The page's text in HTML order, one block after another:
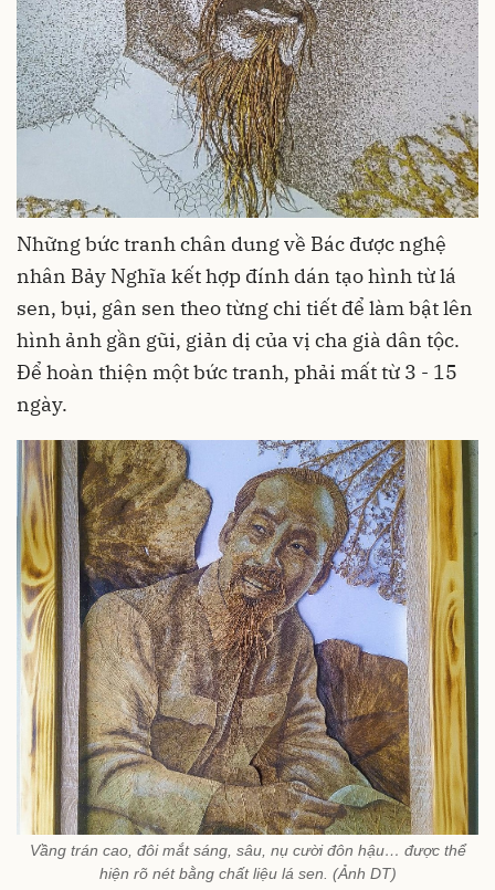
Những bức tranh chân dung về Bác được nghệ
nhân Bảy Nghĩa kết hợp đính dán tạo hình từ lá
sen, bụi, gân sen theo từng chi tiết để làm bật lên
hình ảnh gần gũi, giản dị của vị cha già dân tộc.
Để hoàn thiện một bức tranh, phải mất từ 3 - 15
ngày.
Vầng trán cao, đôi mắt sáng, sâu, nụ cười đôn hậu… được thể
hiện rõ nét bằng chất liệu lá sen. (Ảnh DT)